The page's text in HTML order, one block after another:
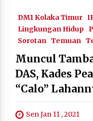
DM1 Kolaka Timur
Lingkungan Hidup
Sorotan
Temuan
Muncul
DAS, Kades
“Calo”
Sen Jan 11 , 2021